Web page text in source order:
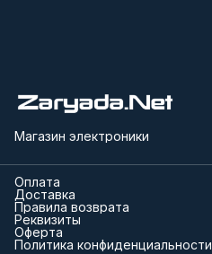
Магазин электроники
Оплата
Доставка
Правила возврата
Реквизиты
Оферта
Политика конфиденциальности